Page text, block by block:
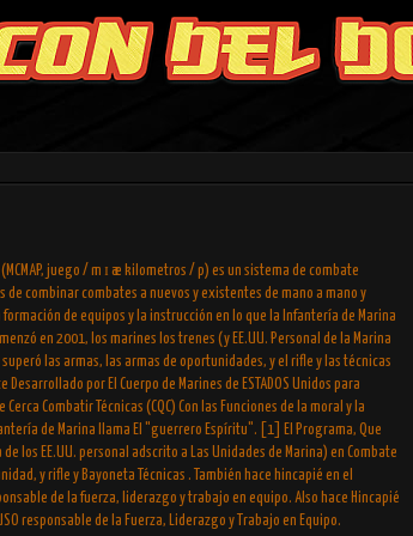
juego / m ɪ æ kilometros / p) es un sistema de combate
de combinar combates a nuevos y existentes de mano a mano y
de equipos y la instrucción en lo que la Infantería de Marina
en 2001, los marines los trenes (y EE.UU. Personal de la Marina
las armas, las armas de oportunidades, y el rifle y las técnicas
por El Cuerpo de Marines de ESTADOS Unidos para
Combatir Técnicas (CQC) Con las Funciones de la moral y la
de Marina llama El "guerrero Espíritu". [1] El Programa, Que
los EE.UU. personal adscrito a Las Unidades de Marina) en Combate
y rifle y Bayoneta Técnicas . También hace hincapié en el
de la fuerza, liderazgo y trabajo en equipo. Also hace Hincapié
responsable de la Fuerza, Liderazgo y Trabajo en Equipo.